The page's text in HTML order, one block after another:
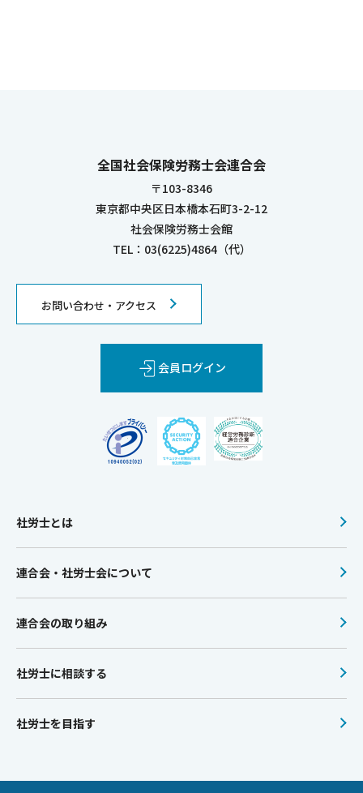
全国社会保険労務士会連合会
〒103-8346
東京都中央区日本橋本石町3-2-12
社会保険労務士会館
TEL：03(6225)4864（代）
お問い合わせ・アクセス
会員ログイン
社労士とは
連合会・社労士会について
連合会の取り組み
社労士に相談する
社労士を目指す